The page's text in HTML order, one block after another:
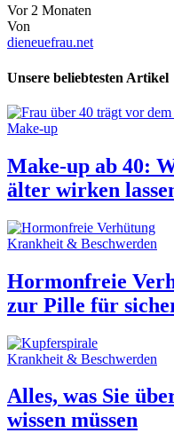
Vor 2 Monaten
Von
dieneuefrau.net
Unsere beliebtesten Artikel
Make-up
Make-up ab 40:
älter wirken
Krankheit & Beschwerden
Hormonfreie
zur Pille für
Krankheit & Beschwerden
Alles, was Sie
wissen müssen